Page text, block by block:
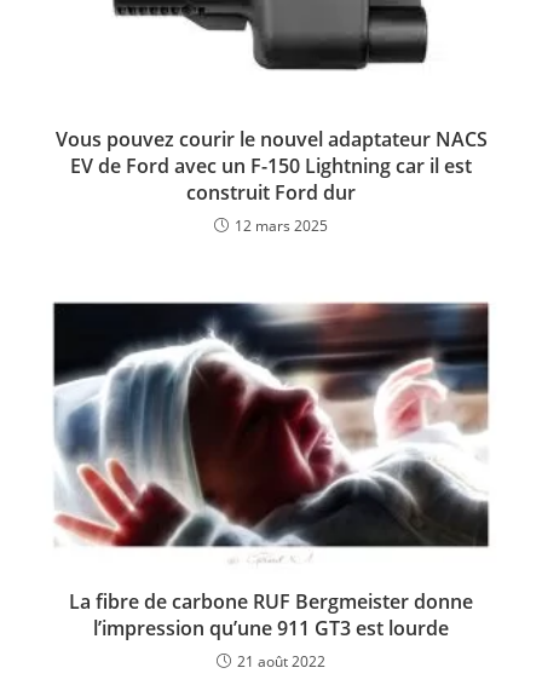
Vous pouvez courir le nouvel adaptateur NACS
EV de Ford avec un F-150 Lightning car il est
construit Ford dur
12 mars 2025
La fibre de carbone RUF Bergmeister donne
l’impression qu’une 911 GT3 est lourde
21 août 2022